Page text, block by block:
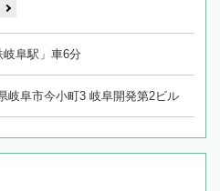
阜駅」車6分
岐阜市今小町3 岐阜開発第2ビル